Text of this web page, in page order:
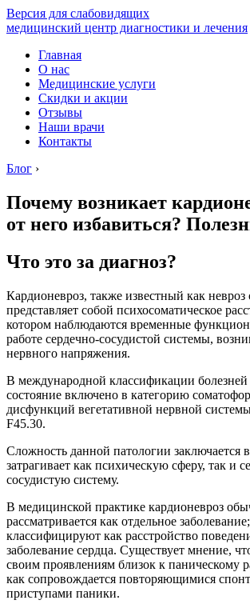
Версия для слабовидящих
медицинский центр диагностики и лечения
Главная
О нас
Медицинские услуги
Скидки и акции
Отзывы
Наши врачи
Контакты
Блог ›
Почему возникает
от него избавиться?
Что это за диагноз?
Кардионевроз, также известный как невроз
представляет собой психосоматическое
котором наблюдаются временные
работе сердечно-сосудистой системы,
нервного напряжения.
В международной классификации
состояние включено в категорию
дисфункций вегетативной нервной
F45.30.
Сложность данной патологии заключается
затрагивает как психическую сферу, так и
сосудистую систему.
В медицинской практике кардионевроз
рассматривается как отдельное
классифицируют как расстройство
заболевание сердца. Существует мнение,
своим проявлениям близок к паническому
как сопровождается повторяющимися
приступами паники.